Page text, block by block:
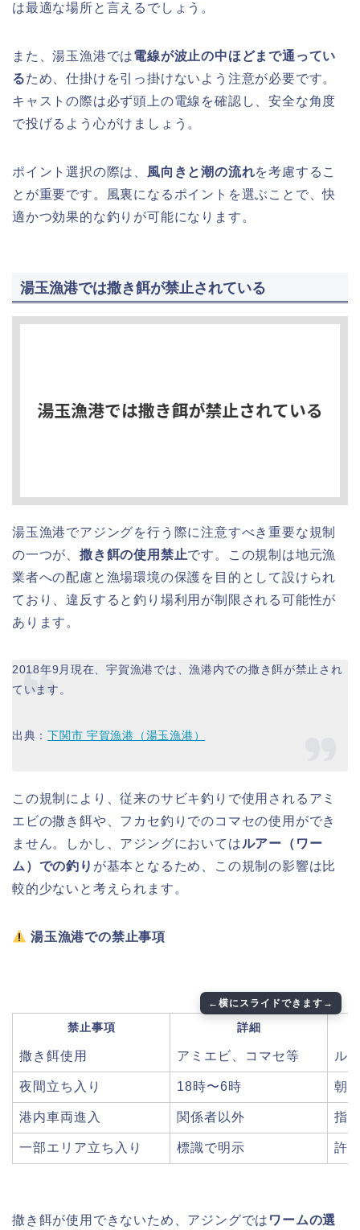
は最適な場所と言えるでしょう。
また、湯玉漁港では電線が波止の中ほどまで通ってい
るため、仕掛けを引っ掛けないよう注意が必要です。
キャストの際は必ず頭上の電線を確認し、安全な角度
で投げるよう心がけましょう。
ポイント選択の際は、 風向きと潮の流れを考慮するこ
とが重要です。風裏になるポイントを選ぶことで、快
適かつ効果的な釣りが可能になります。
湯玉漁港では撒き餌が禁止されている
湯玉漁港でアジングを行う際に注意すべき重要な規制
の一つが、 撒き餌の使用禁止です。この規制は地元漁
業者への配慮と漁場環境の保護を目的として設けられ
ており、違反すると釣り場利用が制限される可能性が
あります。
2018年9月現在、宇賀漁港では、漁港内での撒き餌が禁止され
ています。
出典：下関市 宇賀漁港（湯玉漁港）
この規制により、従来のサビキ釣りで使用されるアミ
エビの撒き餌や、フカセ釣りでのコマセの使用ができ
ません。しかし、アジングにおいてはルアー（ワー
ム）での釣り が基本となるため、この規制の影響は比
較的少ないと考えられます。
湯玉漁港での禁止事項
禁止事項 詳細
撒き餌使用 アミエビ、コマセ等 ル
夜間立ち入り 18時〜6時 朝
港内車両進入 関係者以外 指
一部エリア立ち入り 標識で明示 許
撒き餌が使用できないため、アジングでは ワームの選